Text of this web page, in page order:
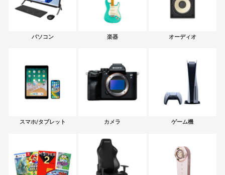
パソコン 楽器 オーディオ
スマホ/タブレット カメラ ゲーム機